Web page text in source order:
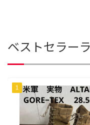
ベストセラー